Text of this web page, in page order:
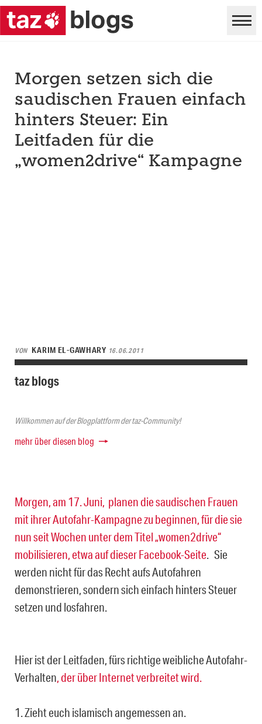
Morgen setzen sich die
saudischen Frauen einfach
hinters Steuer: Ein
Leitfaden für die
„women2drive“ Kampagne
VON KARIM EL-GAWHARY 16.06.2011
taz blogs
Willkommen auf der Blogplattform der taz-Community!
mehr über diesen blog
Morgen, am 17. Juni, planen die saudischen Frauen
mit ihrer Autofahr-Kampagne zu beginnen, für die sie
nun seit Wochen unter dem Titel „women2drive“
mobilisieren, etwaauf dieser Facebook-Seite. Sie
werden nicht für das Recht aufs Autofahren
demonstrieren, sondern sich einfach hinters Steuer
setzen und losfahren.
Hier ist der Leitfaden, fürs richtige weibliche Autofahr-
Verhalten, der über Internet verbreitet wird.
1. Zieht euch islamisch angemessen an.